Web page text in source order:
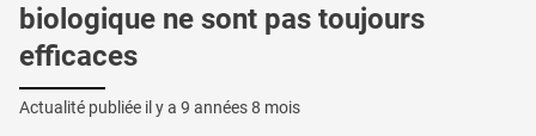
biologique ne sont pas toujours
efficaces
Actualité publiée il y a 9 années 8 mois